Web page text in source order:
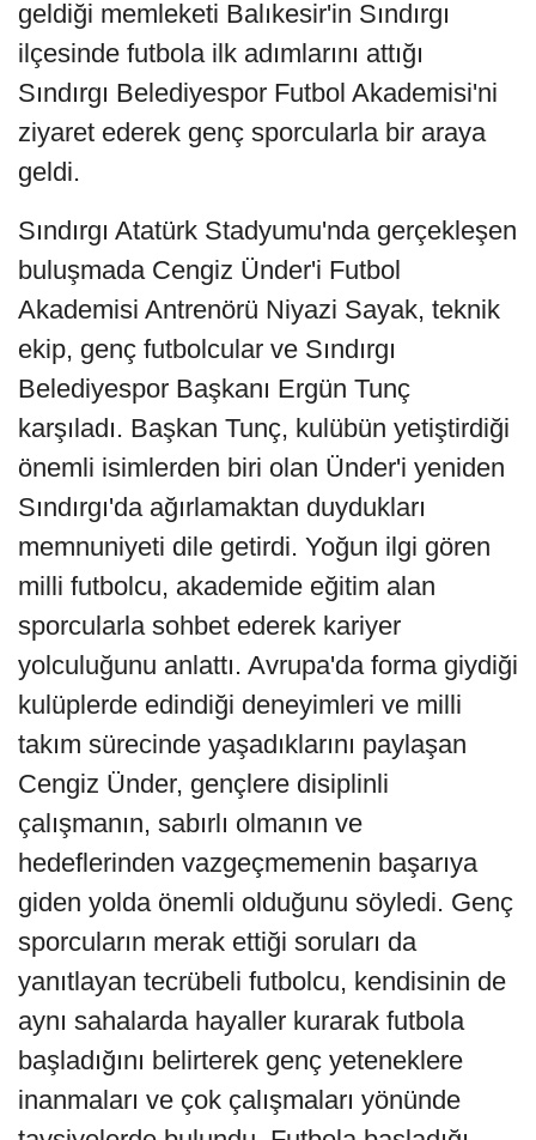
geldiği memleketi Balıkesir'in Sındırgı
ilçesinde futbola ilk adımlarını attığı
Sındırgı Belediyespor Futbol Akademisi'ni
ziyaret ederek genç sporcularla bir araya
geldi.
Sındırgı Atatürk Stadyumu'nda gerçekleşen
buluşmada Cengiz Ünder'i Futbol
Akademisi Antrenörü Niyazi Sayak, teknik
ekip, genç futbolcular ve Sındırgı
Belediyespor Başkanı Ergün Tunç
karşıladı. Başkan Tunç, kulübün yetiştirdiği
önemli isimlerden biri olan Ünder'i yeniden
Sındırgı'da ağırlamaktan duydukları
memnuniyeti dile getirdi. Yoğun ilgi gören
milli futbolcu, akademide eğitim alan
sporcularla sohbet ederek kariyer
yolculuğunu anlattı. Avrupa'da forma giydiği
kulüplerde edindiği deneyimleri ve milli
takım sürecinde yaşadıklarını paylaşan
Cengiz Ünder, gençlere disiplinli
çalışmanın, sabırlı olmanın ve
hedeflerinden vazgeçmemenin başarıya
giden yolda önemli olduğunu söyledi. Genç
sporcuların merak ettiği soruları da
yanıtlayan tecrübeli futbolcu, kendisinin de
aynı sahalarda hayaller kurarak futbola
başladığını belirterek genç yeteneklere
inanmaları ve çok çalışmaları yönünde